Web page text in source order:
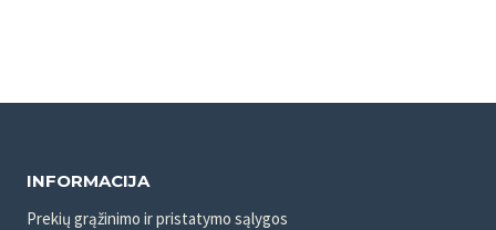
INFORMACIJA
Prekių grąžinimo ir pristatymo sąlygos